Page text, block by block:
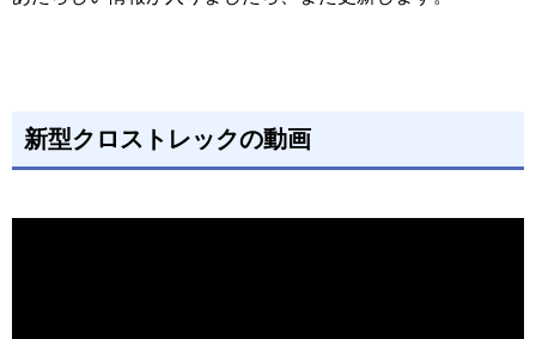
新型クロストレックの動画